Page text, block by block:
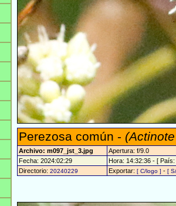
Perezosa común -
Archivo: m097_jst_3.jpg
Apertura: f/9.0
Fecha: 2024:02:29
Hora: 14:32:36 - [ País:
Directorio: 20240229 Exportar: [ C/logo ] - [